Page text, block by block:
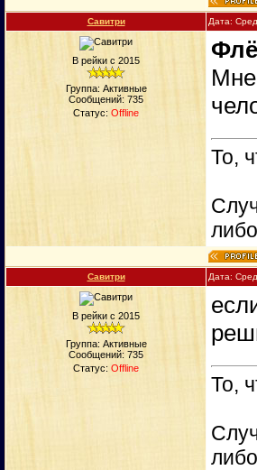
Савитри Дата:
В рейки с 2015
Группа: Активные
Сообщений: 735
Статус: Offline
То,
Савитри Дата:
В рейки с 2015
Группа: Активные
Сообщений: 735
Статус: Offline
То,